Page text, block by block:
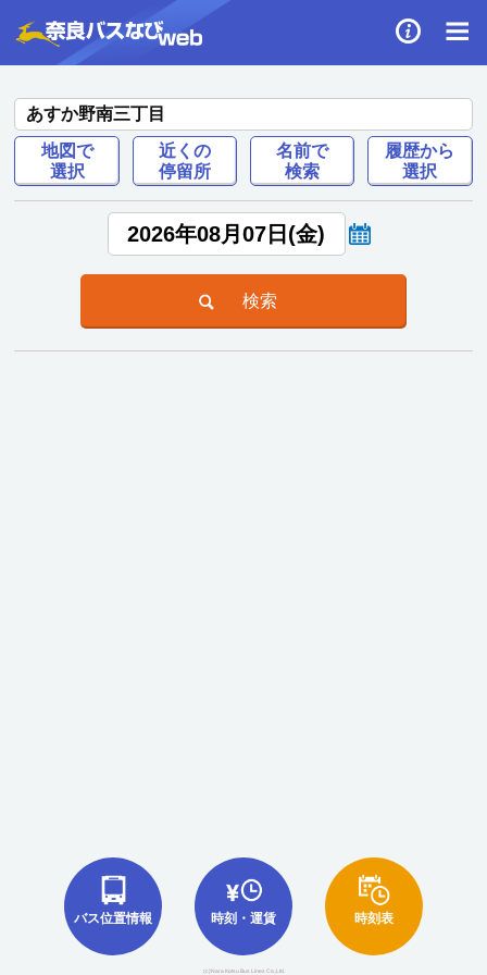
あすか野南三丁目
地図で
選択
近くの
停留所
名前で
検索
履歴から
選択
バス位置情報 時刻・運賃 時刻表
(c)Nara Kotsu Bus Lines Co.,Ltd.